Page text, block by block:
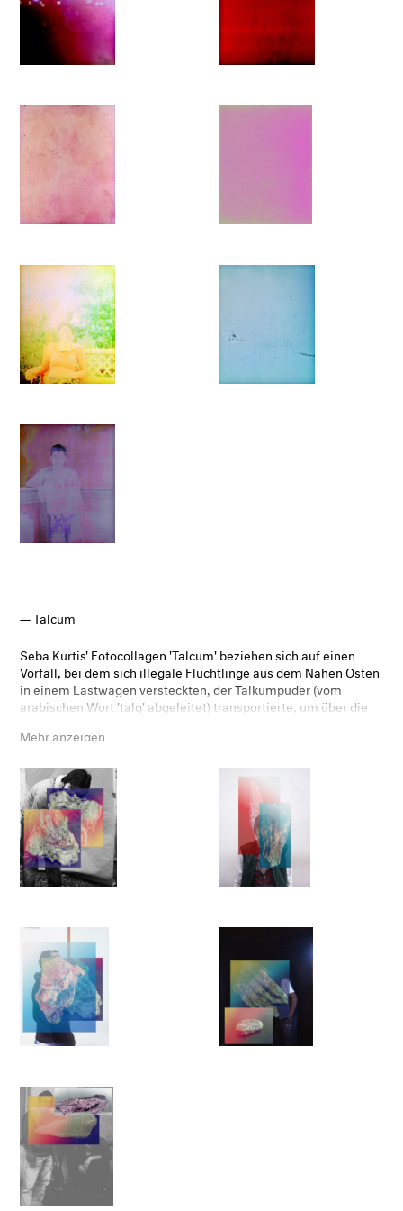
Technik trägt paradoxerweise dazu bei, die übersehene
Situation der Migranten besser sichtbar zu machen. Die
Methode, den Verblassungseffekt zu nutzen, verwischt auch
unerfüllte Erwartungen darstellt.
Talcum
Seba Kurtis' Fotocollagen 'Talcum' beziehen sich auf einen
Vorfall, bei dem sich illegale Flüchtlinge aus dem Nahen Osten
in einem Lastwagen versteckten, der Talkumpuder (vom
arabischen Wort 'talq' abgeleitet) transportierte, um über die
bedecken die Gesichter der Einwanderer, die sich während
verstecken müssen. Die Gesteine im Vordergrund stehen auch
für die Vorrangstellung des anorganischen Materials
gegenüber dem Wert von Menschenleben auf unserer
wirtschaftlichen Werteskala. Die Fotografie von Seba Kurtis
und seine Untersuchung des Umfelds der illegalen Migration
versuchen, eine ausgewogene und humane Dimension der
Identität der Migranten wiederherzustellen. Die
Menschen zu verändern und ihre eigenen komplizierten Reisen
und Umstände, die Teil globaler politischer Phänomene sind,
heranzuzoomen.
Mehr anzeigen